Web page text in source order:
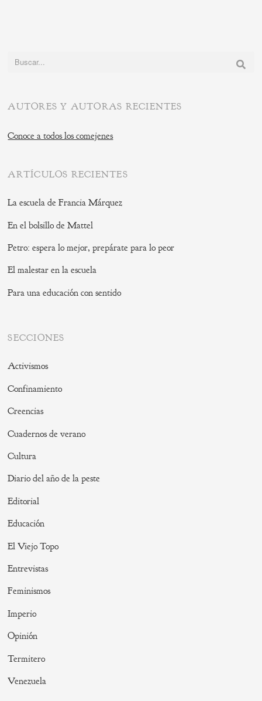
Buscar:
AUTORES Y AUTORAS RECIENTES
Conoce a todos los comejenes
ARTÍCULOS RECIENTES
La escuela de Francia Márquez
En el bolsillo de Mattel
Petro: espera lo mejor, prepárate para lo peor
El malestar en la escuela
Para una educación con sentido
SECCIONES
Activismos
Confinamiento
Creencias
Cuadernos de verano
Cultura
Diario del año de la peste
Editorial
Educación
El Viejo Topo
Entrevistas
Feminismos
Imperio
Opinión
Termitero
Venezuela